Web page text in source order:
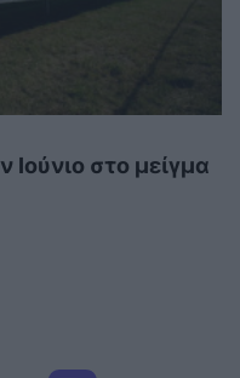
Ιούνιο στο μείγμα